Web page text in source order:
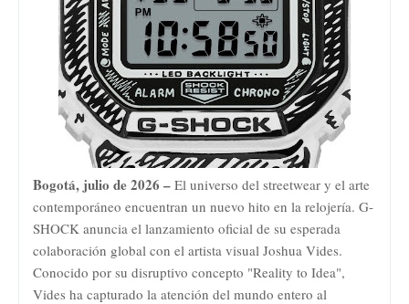
Bogotá, julio de 2026 – El universo del streetwear y el arte
contemporáneo encuentran un nuevo hito en la relojería. G-
SHOCK anuncia el lanzamiento oficial de su esperada
colaboración global con el artista visual Joshua Vides.
Conocido por su disruptivo concepto "Reality to Idea",
Vides ha capturado la atención del mundo entero al